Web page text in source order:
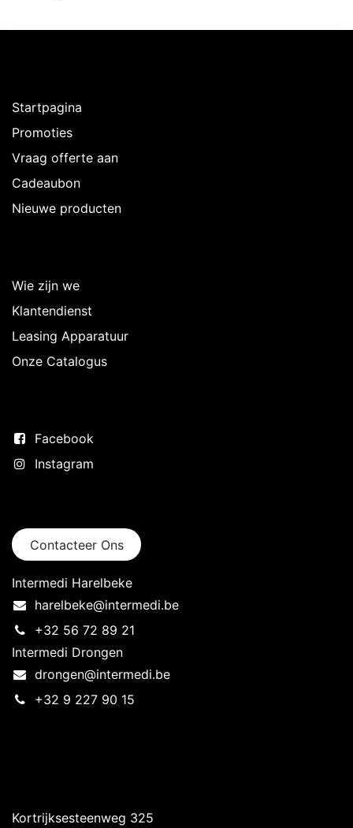
Startpagina
Promoties
Vraag offerte aan
Cadeaubon
Nieuwe producten
Wie zijn we
Klantendienst
Leasing Apparatuur
Onze Catalogus
Facebook
Instagram
Contacteer Ons
Intermedi Harelbeke
harelbeke@intermedi.be
+32 56 72 89 21
Intermedi Drongen
drongen@intermedi.be
+32 9 227 90 15
Kortrijksesteenweg 325